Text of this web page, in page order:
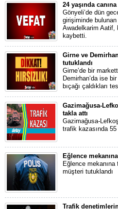
24 yaşında canına
Gönyeli’de dün
girişiminde bulunan
Awadelkarim Aatif,
kaybetti.
Girne ve
tutuklandı
Girne’de bir
Demirhan’da ise
bıçağı çaldıkları
Gazimağusa-
takla attı
Gazimağusa-
trafik kazasında 55
Eğlence
Eğlence
müşteri tutuklandı
Trafik